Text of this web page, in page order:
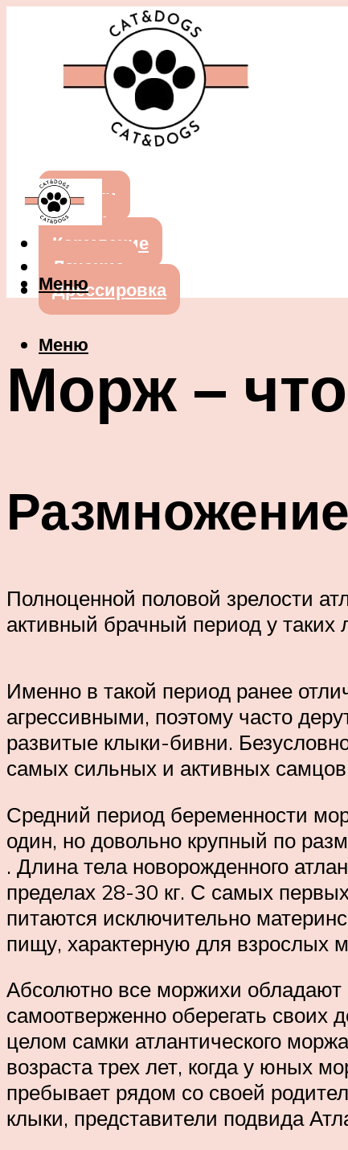
Собаки
Кошки
Кормление
Лечение
Дрессировка
Меню
Меню
Морж –
Полноценной половой зрелости
активный брачный период у таких
Именно в такой период ранее
агрессивными, поэтому часто
развитые клыки-бивни.
самых сильных и активных
Средний период беременности
один, но довольно крупный по
. Длина тела новорожденного
пределах 28-30 кг. С самых
питаются исключительно
пищу, характерную для взрослых
Абсолютно все моржихи обладают
самоотверженно оберегать
целом самки атлантического
возраста трех лет, когда у юных
пребывает рядом со своей
клыки, представители подвида